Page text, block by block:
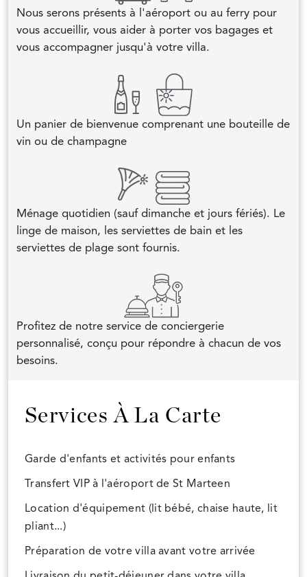
Nous serons présents à l'aéroport ou au ferry pour
vous accueillir, vous aider à porter vos bagages et
vous accompagner jusqu'à votre villa.
Un panier de bienvenue comprenant une bouteille de
vin ou de champagne
Ménage quotidien (sauf dimanche et jours fériés). Le
linge de maison, les serviettes de bain et les
serviettes de plage sont fournis.
Profitez de notre service de conciergerie
personnalisé, conçu pour répondre à chacun de vos
besoins.
Services À La Carte
Garde d'enfants et activités pour enfants
Transfert VIP à l'aéroport de St Marteen
Location d'équipement (lit bébé, chaise haute, lit
pliant...)
Préparation de votre villa avant votre arrivée